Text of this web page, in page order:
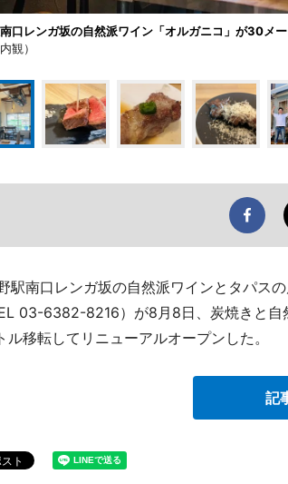
口レンガ坂の自然派ワイン「オルガニコ」が30メ
観）
駅南口レンガ坂の自然派ワインとタパス
03-6382-8216）が8月8日、炭焼きと自
ル移転してリニューアルオープンした。
記